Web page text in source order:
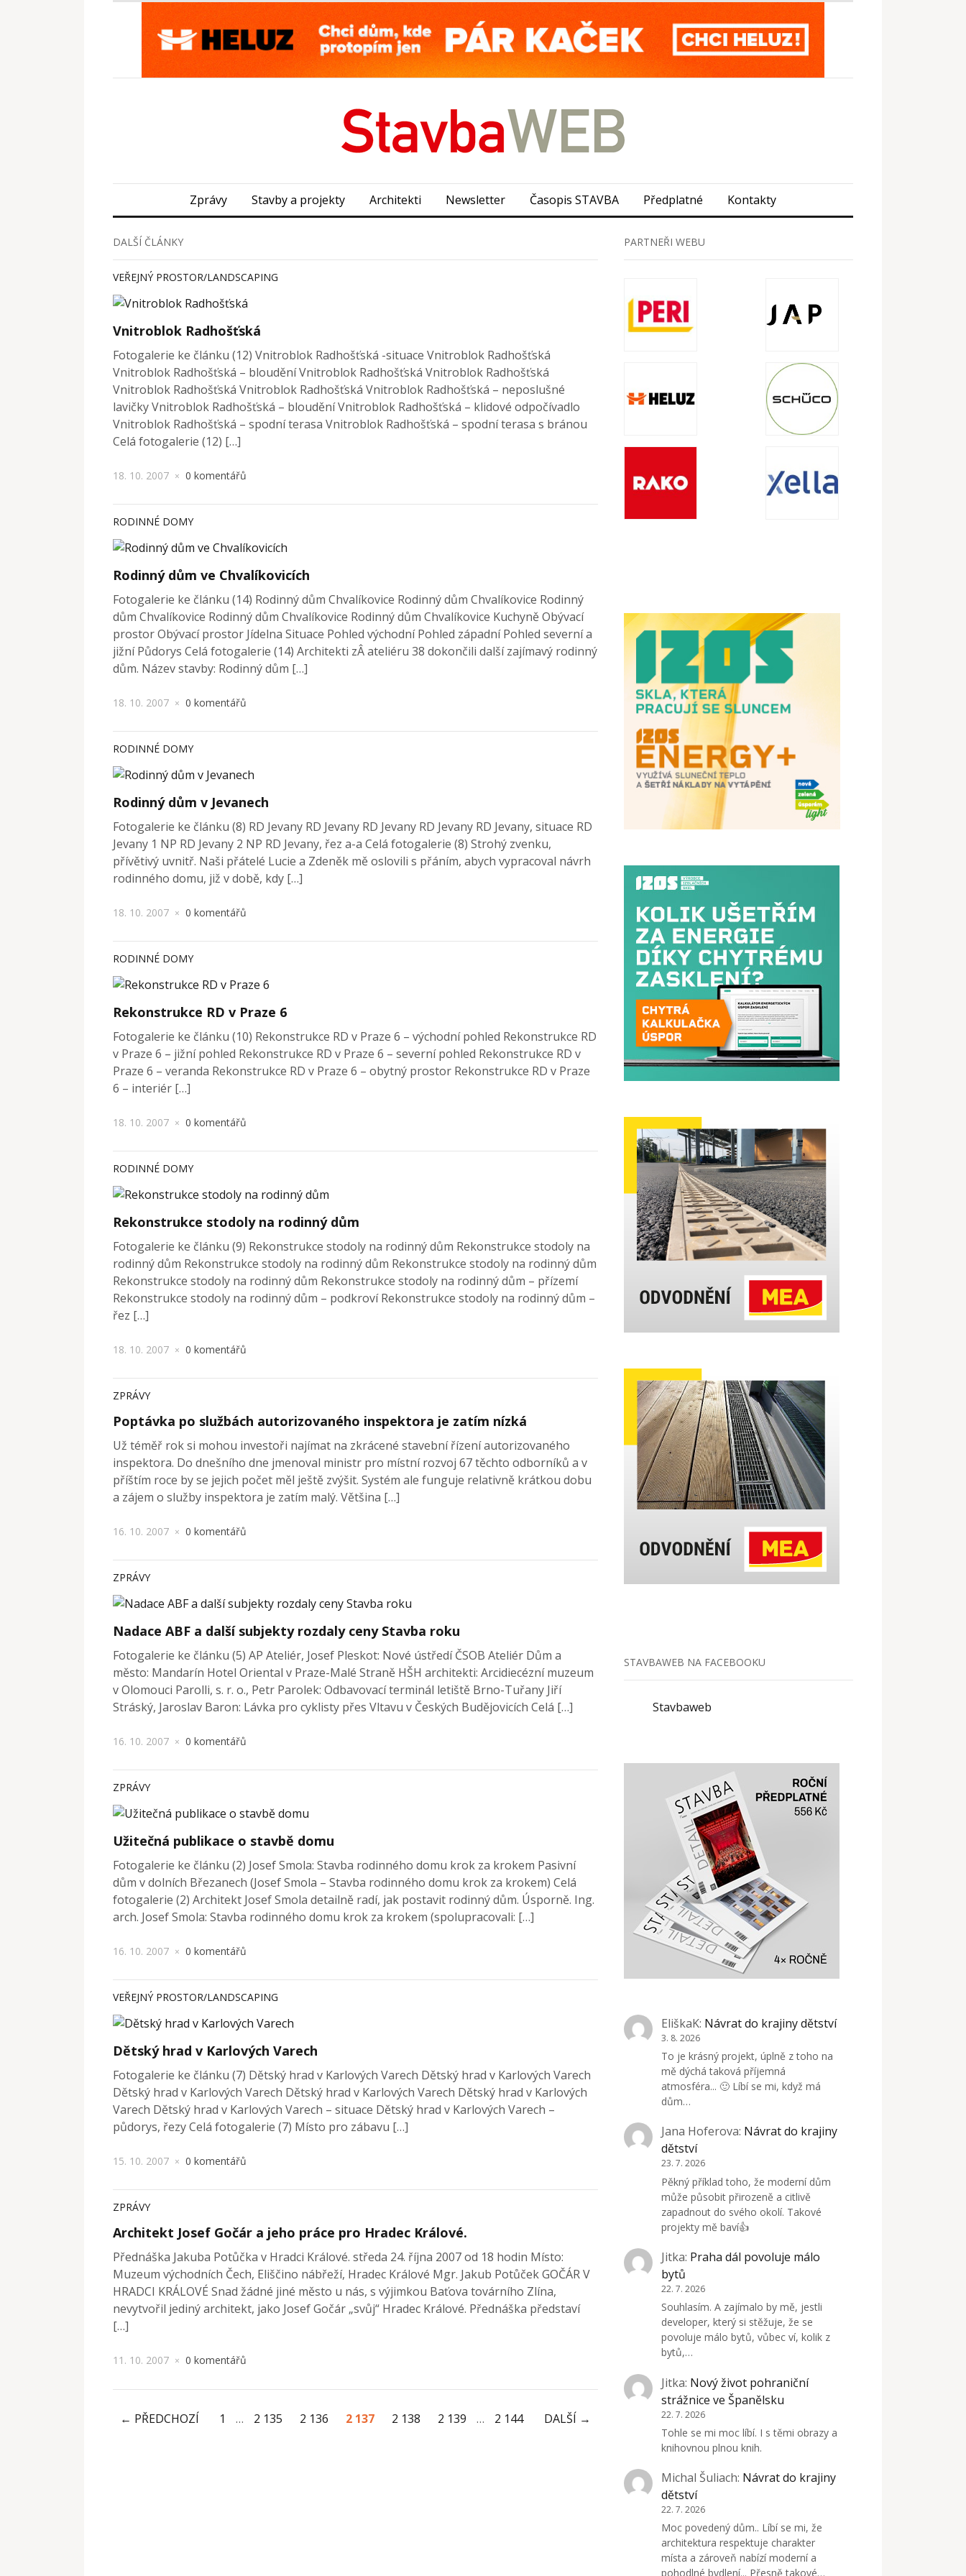
Zprávy Stavby a projekty Architekti Newsletter Časopis STAVBA Předplatné Kontakty
DALŠÍ ČLÁNKY
VEŘEJNÝ PROSTOR/LANDSCAPING
Vnitroblok Radhošťská
Fotogalerie ke článku (12) Vnitroblok Radhošťská -situace Vnitroblok Radhošťská
Vnitroblok Radhošťská – bloudění Vnitroblok Radhošťská Vnitroblok Radhošťská
Vnitroblok Radhošťská Vnitroblok Radhošťská Vnitroblok Radhošťská – neposlušné
lavičky Vnitroblok Radhošťská – bloudění Vnitroblok Radhošťská – klidové odpočívadlo
Vnitroblok Radhošťská – spodní terasa Vnitroblok Radhošťská – spodní terasa s bránou
Celá fotogalerie (12) […]
18. 10. 2007 × 0 komentářů
RODINNÉ DOMY
Rodinný dům ve Chvalíkovicích
Fotogalerie ke článku (14) Rodinný dům Chvalíkovice Rodinný dům Chvalíkovice Rodinný
dům Chvalíkovice Rodinný dům Chvalíkovice Rodinný dům Chvalíkovice Kuchyně Obývací
prostor Obývací prostor Jídelna Situace Pohled východní Pohled západní Pohled severní a
jižní Půdorys Celá fotogalerie (14) Architekti zÂ ateliéru 38 dokončili další zajímavý rodinný
dům. Název stavby: Rodinný dům […]
18. 10. 2007 × 0 komentářů
RODINNÉ DOMY
Rodinný dům v Jevanech
Fotogalerie ke článku (8) RD Jevany RD Jevany RD Jevany RD Jevany RD Jevany, situace RD
Jevany 1 NP RD Jevany 2 NP RD Jevany, řez a-a Celá fotogalerie (8) Strohý zvenku,
přívětivý uvnitř. Naši přátelé Lucie a Zdeněk mě oslovili s přáním, abych vypracoval návrh
rodinného domu, již v době, kdy […]
18. 10. 2007 × 0 komentářů
RODINNÉ DOMY
Rekonstrukce RD v Praze 6
Fotogalerie ke článku (10) Rekonstrukce RD v Praze 6 – východní pohled Rekonstrukce RD
v Praze 6 – jižní pohled Rekonstrukce RD v Praze 6 – severní pohled Rekonstrukce RD v
Praze 6 – veranda Rekonstrukce RD v Praze 6 – obytný prostor Rekonstrukce RD v Praze
6 – interiér […]
18. 10. 2007 × 0 komentářů
RODINNÉ DOMY
Rekonstrukce stodoly na rodinný dům
Fotogalerie ke článku (9) Rekonstrukce stodoly na rodinný dům Rekonstrukce stodoly na
rodinný dům Rekonstrukce stodoly na rodinný dům Rekonstrukce stodoly na rodinný dům
Rekonstrukce stodoly na rodinný dům Rekonstrukce stodoly na rodinný dům – přízemí
Rekonstrukce stodoly na rodinný dům – podkroví Rekonstrukce stodoly na rodinný dům –
řez […]
18. 10. 2007 × 0 komentářů
ZPRÁVY
Poptávka po službách autorizovaného inspektora je zatím nízká
Už téměř rok si mohou investoři najímat na zkrácené stavební řízení autorizovaného
inspektora. Do dnešního dne jmenoval ministr pro místní rozvoj 67 těchto odborníků a v
příštím roce by se jejich počet měl ještě zvýšit. Systém ale funguje relativně krátkou dobu
a zájem o služby inspektora je zatím malý. Většina […]
16. 10. 2007 × 0 komentářů
ZPRÁVY
Nadace ABF a další subjekty rozdaly ceny Stavba roku
Fotogalerie ke článku (5) AP Ateliér, Josef Pleskot: Nové ústředí ČSOB Ateliér Dům a
město: Mandarín Hotel Oriental v Praze-Malé Straně HŠH architekti: Arcidiecézní muzeum
v Olomouci Parolli, s. r. o., Petr Parolek: Odbavovací terminál letiště Brno-Tuřany Jiří
Stráský, Jaroslav Baron: Lávka pro cyklisty přes Vltavu v Českých Budějovicích Celá […]
16. 10. 2007 × 0 komentářů
ZPRÁVY
Užitečná publikace o stavbě domu
Fotogalerie ke článku (2) Josef Smola: Stavba rodinného domu krok za krokem Pasivní
dům v dolních Březanech (Josef Smola – Stavba rodinného domu krok za krokem) Celá
fotogalerie (2) Architekt Josef Smola detailně radí, jak postavit rodinný dům. Úsporně. Ing.
arch. Josef Smola: Stavba rodinného domu krok za krokem (spolupracovali: […]
16. 10. 2007 × 0 komentářů
VEŘEJNÝ PROSTOR/LANDSCAPING
Dětský hrad v Karlových Varech
Fotogalerie ke článku (7) Dětský hrad v Karlových Varech Dětský hrad v Karlových Varech
Dětský hrad v Karlových Varech Dětský hrad v Karlových Varech Dětský hrad v Karlových
Varech Dětský hrad v Karlových Varech – situace Dětský hrad v Karlových Varech –
půdorys, řezy Celá fotogalerie (7) Místo pro zábavu […]
15. 10. 2007 × 0 komentářů
ZPRÁVY
Architekt Josef Gočár a jeho práce pro Hradec Králové.
Přednáška Jakuba Potůčka v Hradci Králové. středa 24. října 2007 od 18 hodin Místo:
Muzeum východních Čech, Eliščino nábřeží, Hradec Králové Mgr. Jakub Potůček GOČÁR V
HRADCI KRÁLOVÉ Snad žádné jiné město u nás, s výjimkou Baťova továrního Zlína,
nevytvořil jediný architekt, jako Josef Gočár „svůj“ Hradec Králové. Přednáška představí
[…]
11. 10. 2007 × 0 komentářů
← PŘEDCHOZÍ 1 … 2 135 2 136 2 137 2 138 2 139 … 2 144 DALŠÍ →
PARTNEŘI WEBU
STAVBAWEB NA FACEBOOKU
Stavbaweb
EliškaK: Návrat do krajiny dětství
3. 8. 2026
To je krásný projekt, úplně z toho na
mě dýchá taková příjemná
atmosféra... 🙂 Líbí se mi, když má
dům…
Jana Hoferova: Návrat do krajiny
dětství
23. 7. 2026
Pěkný příklad toho, že moderní dům
může působit přirozeně a citlivě
zapadnout do svého okolí. Takové
projekty mě baví👍
Jitka: Praha dál povoluje málo
bytů
22. 7. 2026
Souhlasím. A zajímalo by mě, jestli
developer, který si stěžuje, že se
povoluje málo bytů, vůbec ví, kolik z
bytů,…
Jitka: Nový život pohraniční
strážnice ve Španělsku
22. 7. 2026
Tohle se mi moc líbí. I s těmi obrazy a
knihovnou plnou knih.
Michal Šuliach: Návrat do krajiny
dětství
22. 7. 2026
Moc povedený dům.. Líbí se mi, že
architektura respektuje charakter
místa a zároveň nabízí moderní a
pohodlné bydlení... Přesně takové…